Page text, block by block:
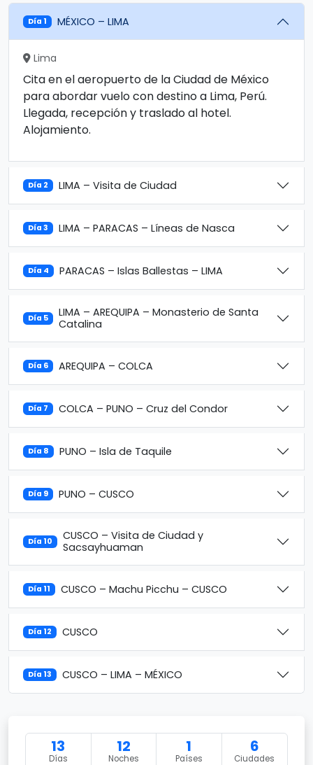
Día 1 MÉXICO – LIMA
Lima
Cita en el aeropuerto de la Ciudad de México
para abordar vuelo con destino a Lima, Perú.
Llegada, recepción y traslado al hotel.
Alojamiento.
Día 2 LIMA – Visita de Ciudad
Día 3 LIMA – PARACAS – Líneas de Nasca
Día 4 PARACAS – Islas Ballestas – LIMA
Día 5
LIMA – AREQUIPA – Monasterio de Santa
Catalina
Día 6 AREQUIPA – COLCA
Día 7 COLCA – PUNO – Cruz del Condor
Día 8 PUNO – Isla de Taquile
Día 9 PUNO – CUSCO
Día 10
CUSCO – Visita de Ciudad y
Sacsayhuaman
Día 11 CUSCO – Machu Picchu – CUSCO
Día 12 CUSCO
Día 13 CUSCO – LIMA – MÉXICO
13
Días
12
Noches
1
Países
6
Ciudades